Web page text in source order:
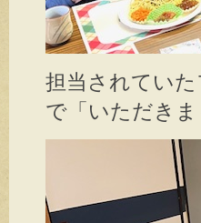
担当されてい
で「いただきま